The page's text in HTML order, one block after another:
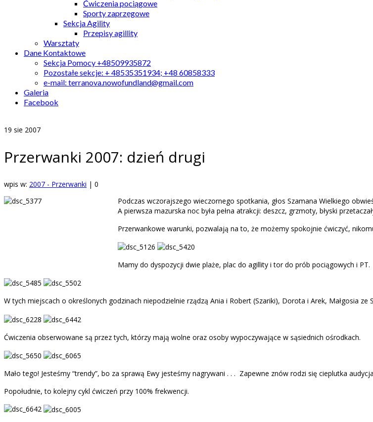
Ćwiczenia pociągowe
Sporty zaprzęgowe
Sekcja Agility
Przepisy agillity
Warsztaty
Dane Kontaktowe
Sekcja Pomocy +48509935872
Pozostałe sekcje: + 48535351934; +48 60858333
e-mail: terranova.nowofundland@gmail.com
Galeria
Facebook
19 sie 2007
Przerwanki 2007: dzień drugi
wpis w: 2007 - Przerwanki | 0
Podczas wczorajszego wieczornego spotkania, głos Szamana Wielkiego
A pierwsza mazurska noc była pełna atrakcji: deszcz, grzmoty, błyski
Przerwankowe warunki, pozwalają na to, że możemy spokojnie ćwiczyć,
Mamy do dyspozycji dwie plaże, plac do agillity i tor do prób pociągowych i PT.
W tych miejscach o określonych godzinach niepodzielnie rządzą Ania i Robert (Szariki), Dorota i Arek, Małgosia ze
Ćwiczenia obserwowane są przez tych, którzy mają wolne oraz osoby wypoczywające w sąsiednich ośrodkach.
Mało tego! Jesteśmy “trendy”, bo za sprawą Ewy jesteśmy nagrywani . . . Zapewne znów rodzi się cieplutka
Popołudnie, to kolejny cykl ćwiczeń przy 100% frekwencji.